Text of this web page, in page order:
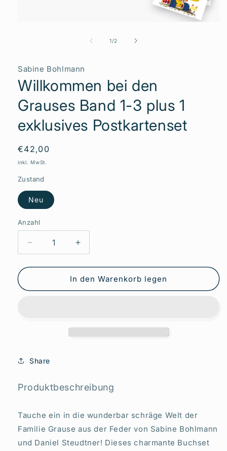
1/von
2
Sabine Bohlmann
Willkommen bei den
Grauses Band 1-3 plus 1
exklusives Postkartenset
Normaler
Preis
€42,00
inkl. MwSt.
Zustand
Neu
Anzahl
Verringere
die
Menge
Willkommen
plus
exklusives
Erhöhe
die
Menge
für
Willkommen
exklusives
In den Warenkorb legen
Share
Produktbeschreibung
Tauche ein in die wunderbar schräge Welt der
Familie Grause aus der Feder von Sabine Bohlmann
und Daniel Steudtner! Dieses charmante Buchset